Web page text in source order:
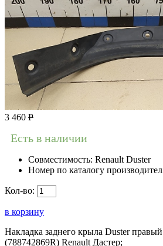
3 460 Р
Есть в наличии
Совместимость: Renault Duster
Номер по каталогу
Кол-во:
в корзину
Накладка заднего крыла Duster
(788742869R) Renault Дастер;